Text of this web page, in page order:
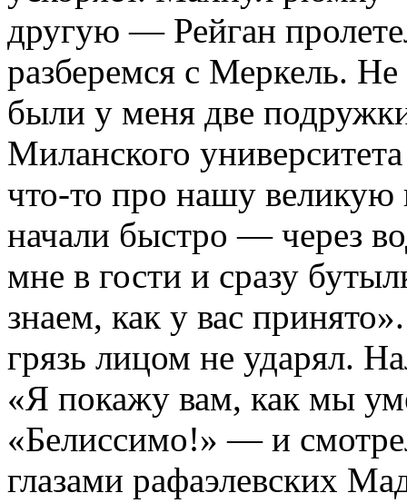
другую — Рейган
разберемся с Меркель. Не
были у меня две
Миланского
что-то про нашу великую
начали быстро — через
мне в гости и сразу
знаем, как у вас
грязь лицом не ударял.
«Я покажу вам, как мы
«Белиссимо!» — и
глазами рафаэлевских